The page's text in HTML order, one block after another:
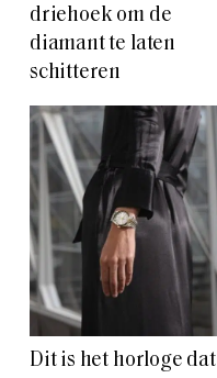
driehoek om de
diamant te laten
schitteren
Dit is het horloge dat